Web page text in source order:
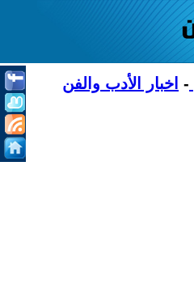
- اخبار الأدب والفن